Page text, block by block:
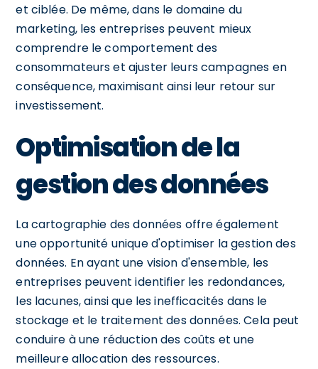
et ciblée. De même, dans le domaine du
marketing, les entreprises peuvent mieux
comprendre le comportement des
consommateurs et ajuster leurs campagnes en
conséquence, maximisant ainsi leur retour sur
investissement.
Optimisation de la
gestion des données
La cartographie des données offre également
une opportunité unique d'optimiser la gestion des
données. En ayant une vision d'ensemble, les
entreprises peuvent identifier les redondances,
les lacunes, ainsi que les inefficacités dans le
stockage et le traitement des données. Cela peut
conduire à une réduction des coûts et une
meilleure allocation des ressources.